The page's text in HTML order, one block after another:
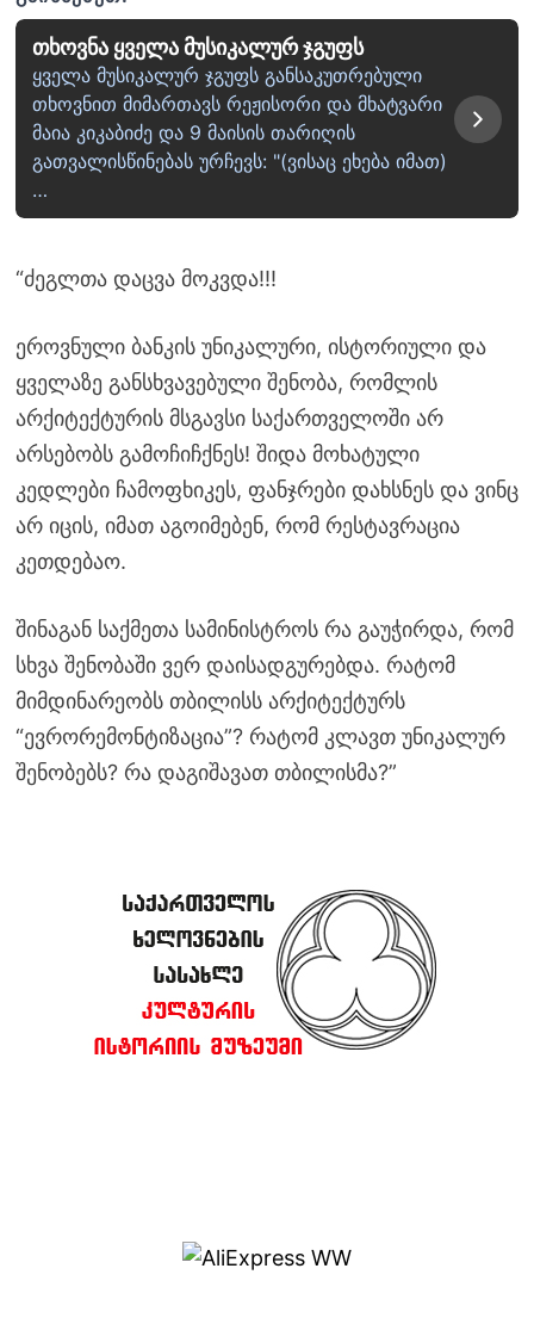
თხოვნა ყველა მუსიკალურ ჯგუფს
ყველა მუსიკალურ ჯგუფს განსაკუთრებული
თხოვნით მიმართავს რეჟისორი და მხატვარი
მაია კიკაბიძე და 9 მაისის თარიღის
გათვალისწინებას ურჩევს: "(ვისაც ეხება იმათ)
…
“ძეგლთა დაცვა მოკვდა!!!
ეროვნული ბანკის უნიკალური, ისტორიული და
ყველაზე განსხვავებული შენობა, რომლის
არქიტექტურის მსგავსი საქართველოში არ
არსებობს გამოჩიჩქნეს! შიდა მოხატული
კედლები ჩამოფხიკეს, ფანჯრები დახსნეს და ვინც
არ იცის, იმათ აგოიმებენ, რომ რესტავრაცია
კეთდებაო.
შინაგან საქმეთა სამინისტროს რა გაუჭირდა, რომ
სხვა შენობაში ვერ დაისადგურებდა. რატომ
მიმდინარეობს თბილისს არქიტექტურს
“ევრორემონტიზაცია”? რატომ კლავთ უნიკალურ
შენობებს? რა დაგიშავათ თბილისმა?”